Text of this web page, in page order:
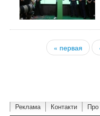
« первая
Реклама Контакти Про